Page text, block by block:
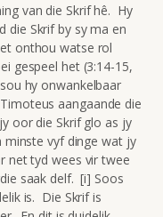
van die Skrif hê. Hy
die Skrif by sy ma en
onthou watse rol
gespeel het (3:14-15,
hy onwankelbaar
aangaande die
oor die Skrif glo as jy
vyf dinge wat jy
net tyd wees vir twee
saak delf. [i] Soos
is. Die Skrif is